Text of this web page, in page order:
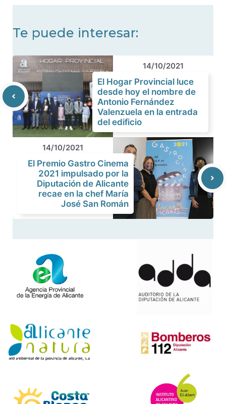
Te puede interesar:
14/10/2021
El Hogar Provincial luce
desde hoy el nombre de
Antonio Fernández
Valenzuela en la entrada
del edificio
14/10/2021
El Premio Gastro Cinema
2021 impulsado por la
Diputación de Alicante
recae en la chef María
José San Román